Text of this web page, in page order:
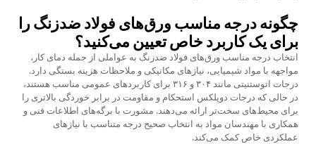
چگونه درجه مناسب ورق‌های فولاد ضدزنگ را
برای یک کاربرد خاص تعیین می‌کنید؟
انتخاب درجه مناسب ورق‌های فولاد ضدزنگ به عواملی از جمله دمای کار،
مواجهه با مواد شیمیایی، نیازهای مکانیکی و ملاحظات هزینه بستگی دارد.
درجات اتوستنیتی مانند ۳۰۴ و ۳۱۶ برای کاربردهای عمومی مناسب هستند،
در حالی که درجات دوپلکس استحکام و مقاومت در برابر خوردگی بالاتری را
برای محیط‌های سخت‌تر ارائه می‌دهند. مشورت با برگه‌های اطلاعات فنی و
همکاری با مهندسان مواد به انتخاب صحیح درجه متناسب با نیازهای
عملکردی خاص کمک می‌کند.